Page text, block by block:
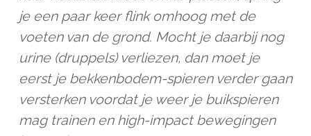
je een paar keer flink omhoog met de
voeten van de grond. Mocht je daarbij nog
urine (druppels) verliezen, dan moet je
eerst je bekkenbodem-spieren verder gaan
versterken voordat je weer je buikspieren
mag trainen en high-impact bewegingen